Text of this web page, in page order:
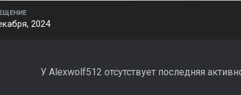
2024
У Alexwolf512 отсутствует последняя